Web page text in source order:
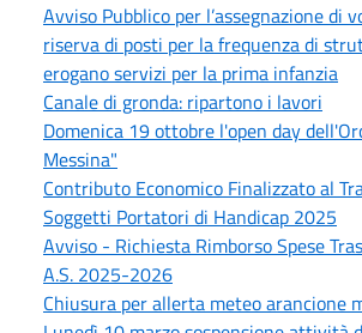
Avviso Pubblico per l’assegnazione di
riserva di posti per la frequenza di
erogano servizi per la prima infanzia
Canale di gronda: ripartono i lavori
Domenica 19 ottobre l'open day
Messina"
Contributo Economico Finalizzato al
Soggetti Portatori di Handicap 2025
Avviso - Richiesta Rimborso Spese
A.S. 2025-2026
Chiusura per allerta meteo arancione